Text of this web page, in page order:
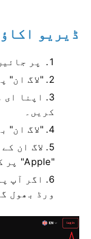
ڈیریو
پر
"لاگ ان"
اپنا ای
کریں۔
"لاگ ان"
"Apple" پر کلک کریں۔
اگر آپ
ورڈ بھول